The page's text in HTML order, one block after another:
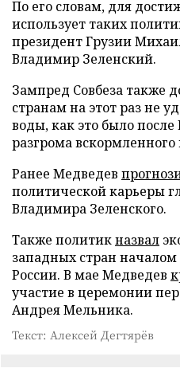
По его словам, для
использует таких
президент Грузии
Владимир Зеленский.
Зампред Совбеза также
странам на этот раз не
воды, как это было
разгрома
Ранее Медведев
политической карьеры
Владимира Зеленского.
Также политикназвал
западных стран
России. В мае Медведев
участие в церемонии
Андрея Мельника.
Текст: Алексей Дегтярёв